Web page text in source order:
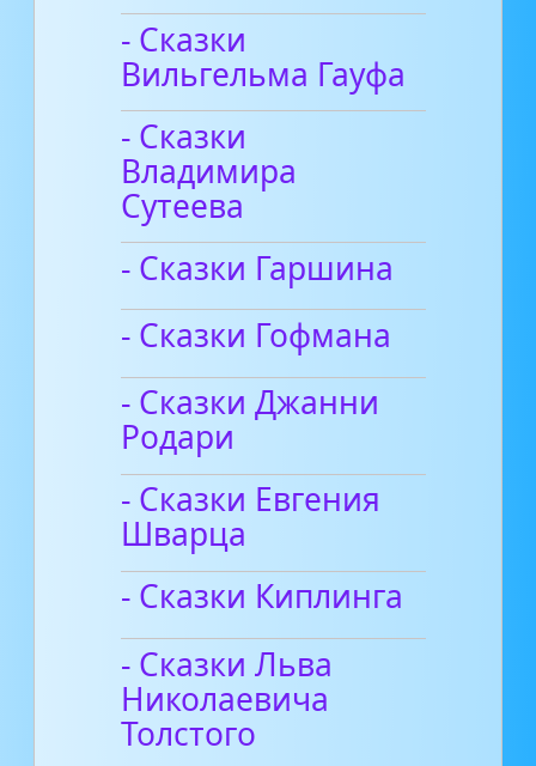
- Сказки
Вильгельма Гауфа
- Сказки
Владимира
Сутеева
- Сказки Гаршина
- Сказки Гофмана
- Сказки Джанни
Родари
- Сказки Евгения
Шварца
- Сказки Киплинга
- Сказки Льва
Николаевича
Толстого